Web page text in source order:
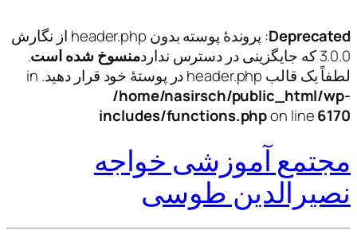
Deprecated
: پروندهٔ پوسته بدون header.php از نگارش
3.0.0 که جایگزینی در دسترس ندارد
منسوخ شده است.
لطفاً یک قالب header.php در پوستهٔ خود قرار دهید. in
/home/nasirsch/public_html/wp-
includes/functions.phpon line6170
مجتمع آموزشی خواجه
نصیرالدین طوسی